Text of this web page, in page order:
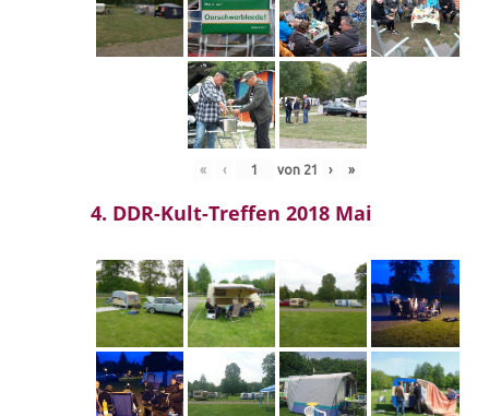
« ‹ von 21 › »
4. DDR-Kult-Treffen 2018 Mai